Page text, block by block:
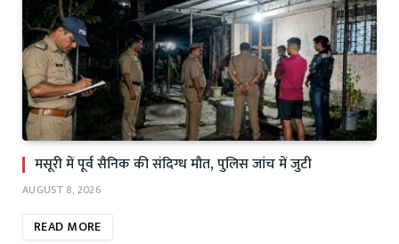
मसूरी में पूर्व सैनिक की संदिग्ध मौत, पुलिस जांच में जुटी
AUGUST 8, 2026
READ MORE